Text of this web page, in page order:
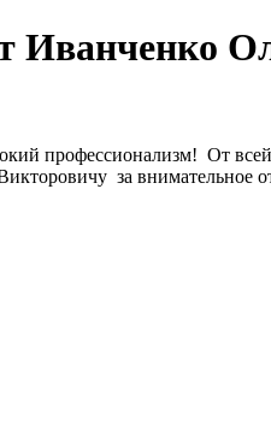
Иванченко
профессионализм! От
за